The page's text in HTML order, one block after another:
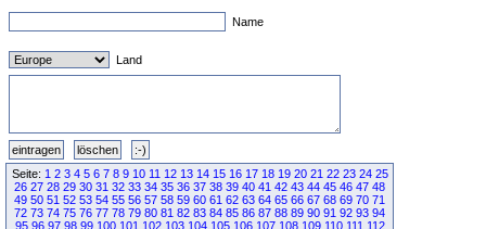
Name
Land
Seite: 1 2 3 4 5 6 7 8 9 10 11 12 13 14 15 16 17 18 19 20 21 22 23 24 25
26 27 28 29 30 31 32 33 34 35 36 37 38 39 40 41 42 43 44 45 46 47 48
49 50 51 52 53 54 55 56 57 58 59 60 61 62 63 64 65 66 67 68 69 70 71
72 73 74 75 76 77 78 79 80 81 82 83 84 85 86 87 88 89 90 91 92 93 94
95 96 97 98 99 100 101 102 103 104 105 106 107 108 109 110 111 112